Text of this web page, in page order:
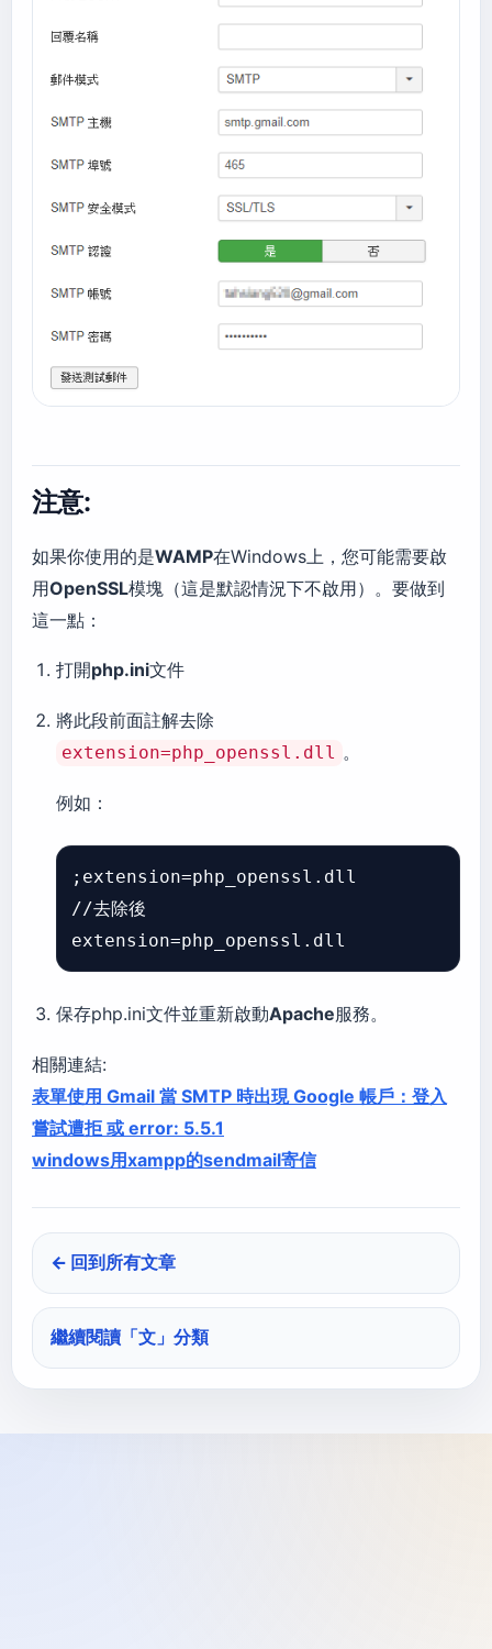
注意:
如果你使用的是WAMP在Windows上，您可能需要啟
用OpenSSL模塊（這是默認情況下不啟用）。要做到
這一點：
打開php.ini文件
將此段前面註解去除
extension=php_openssl.dll 。
例如：
;extension=php_openssl.dll
//去除後
保存php.ini文件並重新啟動Apache服務。
相關連結:
表單使用 Gmail 當 SMTP 時出現 Google 帳戶：登入
嘗試遭拒 或 error: 5.5.1
windows用xampp的sendmail寄信
← 回到所有文章
繼續閱讀「文 」分類